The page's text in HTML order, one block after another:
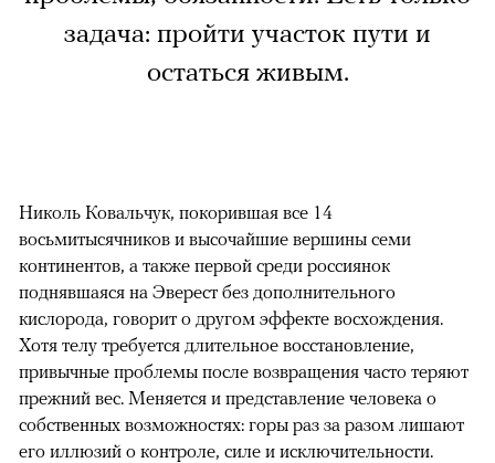
задача: пройти участок пути и
остаться живым.
Николь Ковальчук, покорившая все 14
восьмитысячников и высочайшие вершины семи
континентов, а также первой среди россиянок
поднявшаяся на Эверест без дополнительного
кислорода, говорит о другом эффекте восхождения.
Хотя телу требуется длительное восстановление,
привычные проблемы после возвращения часто теряют
прежний вес. Меняется и представление человека о
собственных возможностях: горы раз за разом лишают
его иллюзий о контроле, силе и исключительности.